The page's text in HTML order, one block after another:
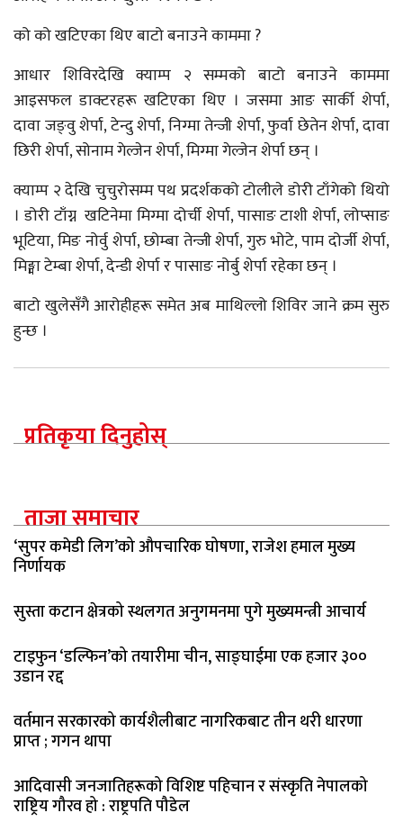
को को खटिएका थिए बाटो बनाउने काममा ?
आधार शिविरदेखि क्याम्प २ सम्मको बाटो बनाउने काममा
आइसफल डाक्टरहरू खटिएका थिए । जसमा आङ सार्की शेर्पा,
दावा जङ्वु शेर्पा, टेन्दु शेर्पा, निग्मा तेन्जी शेर्पा, फुर्वा छेतेन शेर्पा, दावा
छिरी शेर्पा, सोनाम गेल्जेन शेर्पा, मिग्मा गेल्जेन शेर्पा छन् ।
क्याम्प २ देखि चुचुरोसम्म पथ प्रदर्शकको टोलीले डोरी टाँगेको थियो
। डोरी टाँग्न खटिनेमा मिग्मा दोर्ची शेर्पा, पासाङ टाशी शेर्पा, लोप्साङ
भूटिया, मिङ नोर्वु शेर्पा, छोम्बा तेन्जी शेर्पा, गुरु भोटे, पाम दोर्जी शेर्पा,
मिङ्मा टेम्बा शेर्पा, देन्डी शेर्पा र पासाङ नोर्बु शेर्पा रहेका छन् ।
बाटो खुलेसँगै आरोहीहरू समेत अब माथिल्लो शिविर जाने क्रम सुरु
हुन्छ ।
प्रतिकृया दिनुहोस्
ताजा समाचार
‘सुपर कमेडी लिग’को औपचारिक घोषणा, राजेश हमाल मुख्य
निर्णायक
सुस्ता कटान क्षेत्रको स्थलगत अनुगमनमा पुगे मुख्यमन्त्री आचार्य
टाइफुन ‘डल्फिन’को तयारीमा चीन, साङ्घाईमा एक हजार ३००
उडान रद्द
वर्तमान सरकारको कार्यशैलीबाट नागरिकबाट तीन थरी धारणा
प्राप्त ; गगन थापा
आदिवासी जनजातिहरूको विशिष्ट पहिचान र संस्कृति नेपालको
राष्ट्रिय गौरव हो : राष्ट्रपति पौडेल